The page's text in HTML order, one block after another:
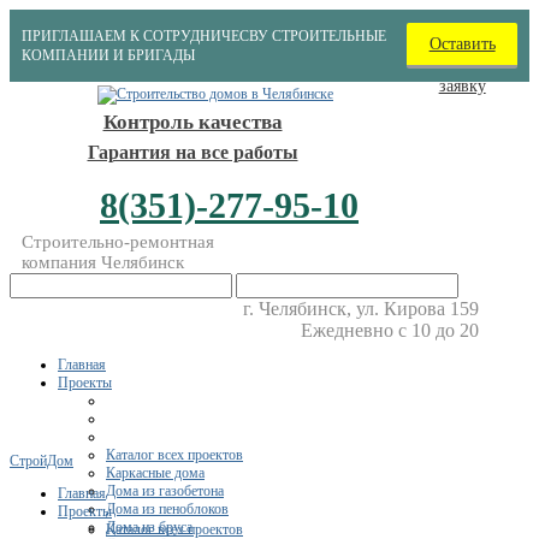
ПРИГЛАШАЕМ К СОТРУДНИЧЕСВУ СТРОИТЕЛЬНЫЕ
КОМПАНИИ И БРИГАДЫ
Оставить
заявку
Контроль качества
Гарантия на все работы
8(351)-277-95-10
Строительно-ремонтная
компания Челябинск
г. Челябинск, ул. Кирова 159
Ежедневно с 10 до 20
Главная
Проекты
Каталог всех проектов
Каркасные дома
Дома из газобетона
Дома из пеноблоков
Дома из бруса
СтройДом
Главная
Проекты
Каталог всех проектов